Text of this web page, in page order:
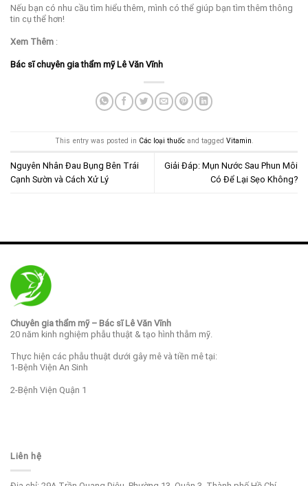
Nếu bạn có nhu cầu tìm hiểu thêm, mình có thể giúp bạn tìm thêm thông
tin cụ thể hơn!
Xem Thêm :
Bác sĩ chuyên gia thẩm mỹ Lê Văn Vĩnh
This entry was posted in Các loại thuốcand tagged Vitamin.
Nguyên Nhân Đau Bụng Bên Trái
Cạnh Sườn và Cách Xử Lý
Giải Đáp: Mụn Nước Sau Phun Môi
Có Để Lại Sẹo Không?
Chuyên gia thẩm mỹ – Bác sĩ Lê Văn Vĩnh
20 năm kinh nghiệm phẫu thuật & tạo hình thẫm mỹ.
Thực hiện các phẫu thuật dưới gây mê và tiền mê tại:
1-Bệnh Viện An Sinh
2-Bệnh Viện Quận 1
Liên hệ